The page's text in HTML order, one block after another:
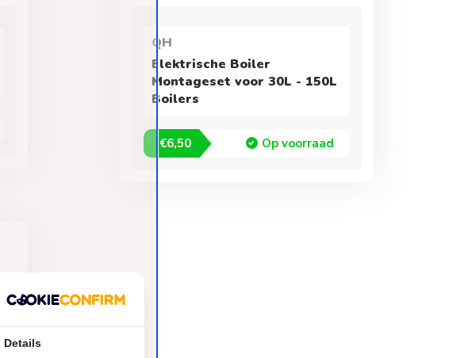
QH
Elektrische Boiler
Montageset voor 30L - 150L
Boilers
€6,50 Op voorraad
Details